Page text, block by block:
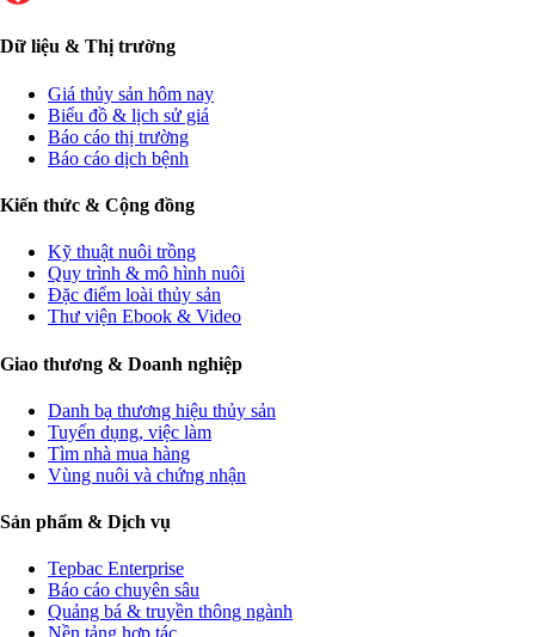
Dữ liệu & Thị trường
Giá thủy sản hôm nay
Biểu đồ & lịch sử giá
Báo cáo thị trường
Báo cáo dịch bệnh
Kiến thức & Cộng đồng
Kỹ thuật nuôi trồng
Quy trình & mô hình nuôi
Đặc điểm loài thủy sản
Thư viện Ebook & Video
Giao thương & Doanh nghiệp
Danh bạ thương hiệu thủy sản
Tuyển dụng, việc làm
Tìm nhà mua hàng
Vùng nuôi và chứng nhận
Sản phẩm & Dịch vụ
Tepbac Enterprise
Báo cáo chuyên sâu
Quảng bá & truyền thông ngành